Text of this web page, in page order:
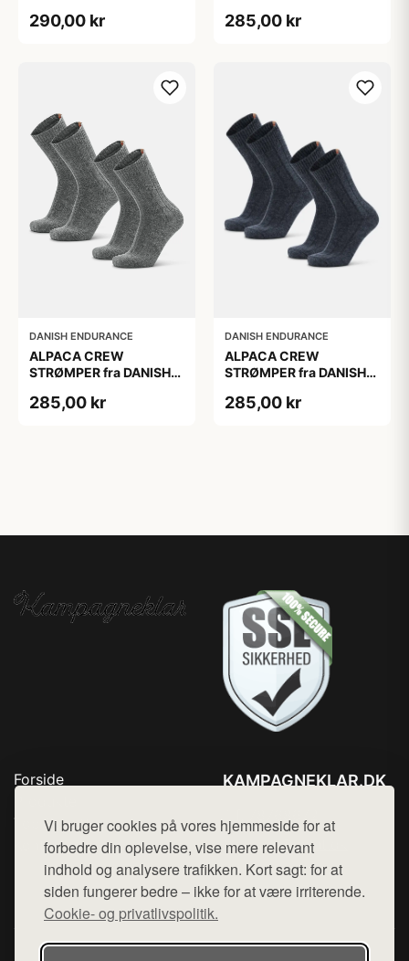
Vi bruger cookies på vores hjemmeside for at
forbedre din oplevelse, vise mere relevant
indhold og analysere trafikken. Kort sagt: for at
siden fungerer bedre – ikke for at være irriterende.
Cookie- og privatlivspolitik.
Mørkegrå/Lysegrå, 35-
290,00 kr
38, Varm og åndbar
285,00 kr
DANISH ENDURANCE
ALPACA CREW
STRØMPER fra DANISH
38, Varm og åndbar
285,00 kr
DANISH ENDURANCE
ALPACA CREW
STRØMPER fra DANISH
38, Varm og åndbar
285,00 kr
Forside
Top Rabatter
Kontakt
KAMPAGNEKLAR.DK
Mail: hej@want.dk
Cookie- og privatlivspolitik